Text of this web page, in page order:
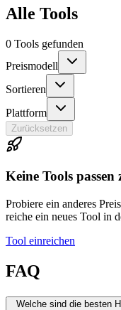
Alle Tools
0 Tools gefunden
Preismodell
Sortieren
Plattform
Zurücksetzen
Keine Tools
Probiere ein anderes
reiche ein neues Tool in
Tool einreichen
FAQ
Welche sind die besten